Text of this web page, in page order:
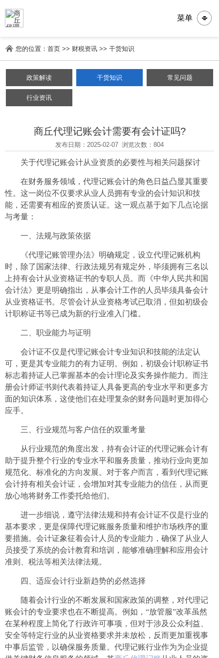
菜单
您的位置：首页 >> 财税资讯 >>干货知识
政策解读 干货知识 常见问题
行业资讯
商丘代理记账会计需要有会计证吗?
发布日期：2025-02-07 浏览次数：804
关于代理记账会计从业资质的必要性与相关问题探讨
在财务服务领域，代理记账会计的角色日益凸显其重要
性。这一岗位不仅要求从业人员拥有专业的会计知识和技
能，还需要有相应的资质认证。这一观点基于如下几点论据
与考量：
一、法规与政策依据
《代理记账管理办法》明确规定，设立代理记账机构
时，除了国家法律、行政法规另有规定外，毕须拥有三名以
上持有会计从业资格证书的专职人员。而《中华人民共和国
会计法》更是明确指出，从事会计工作的人员毕须具备会计
从业资格证书。尽管会计从业资格考试已取消，但如初级会
计职称证书等已成为新的行业准入门槛。
二、职业能力与证明
会计证不仅是代理记账会计专业知识和技能的法定认
可，更是其专业能力的有力证明。例如，初级会计职称证书
标志着持证人已掌握基本的会计理论及实务操作能力。而注
册会计师证书则代表着持证人具备更高的专业水平和更多方
面的知识体系，这使他们在处理复杂的财务问题时更加得心
应手。
三、行业规范与客户信任的双重考量
从行业规范的角度出发，持有会计证的代理记账会计有
助于提升整个行业的专业水平和服务质量，推动行业向更加
规范化、标准化的方向发展。对于客户而言，看到代理记账
会计持有相关会计证，会增加对其专业能力的信任，从而更
放心地将财务工作委托给他们。
进一步细说，遵守法律法规和持有会计证不仅是行业的
基本要求，更是保障代理记账服务质量和维护市场秩序的重
要措施。会计证象征着会计人员的专业能力，确保了从业人
员接受了系统的会计教育和培训，能够准确理解和应用会计
准则、税法等相关法律法规。
四、适应会计行业新趋势的必然选择
随着会计行业的不断发展和国家政策的调整，对代理记
账会计的专业要求也在不断提高。例如，“放管服”改革虽然
在某种程度上简化了行政许可事项，但对于涉及公众利益、
安全等特定行业的从业资格要求并未放松，反而更加重视事
中事后监管，以确保服务质量。代理记账行业作为为企业提